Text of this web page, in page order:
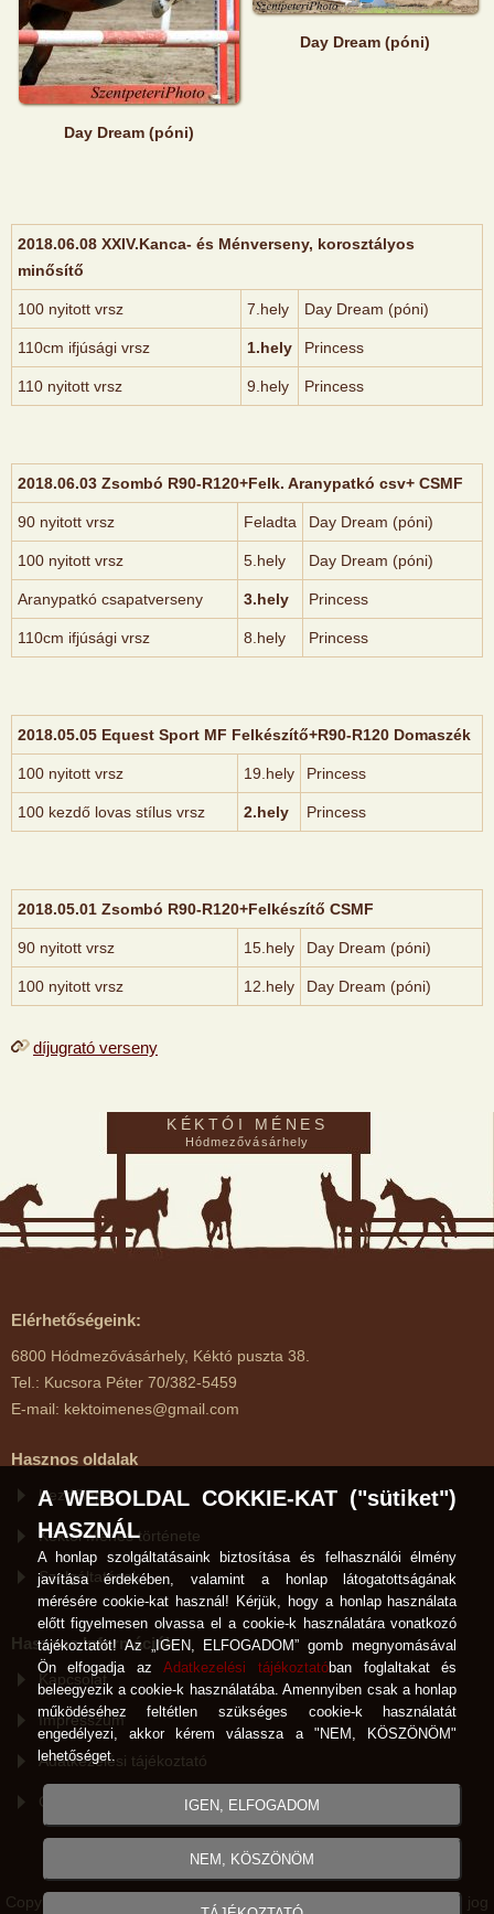
Day Dream (póni)
Day Dream (póni)
2018.06.08 XXIV.Kanca- és Ménverseny, korosztályos
minősítő
100 nyitott vrsz 7.hely Day Dream (póni)
110cm ifjúsági vrsz 1.hely Princess
110 nyitott vrsz 9.hely Princess
2018.06.03 Zsombó R90-R120+Felk. Aranypatkó csv+ CSMF
90 nyitott vrsz Feladta Day Dream (póni)
100 nyitott vrsz 5.hely Day Dream (póni)
Aranypatkó csapatverseny 3.hely Princess
110cm ifjúsági vrsz 8.hely Princess
2018.05.05 Equest Sport MF Felkészítő+R90-R120 Domaszék
100 nyitott vrsz 19.hely Princess
100 kezdő lovas stílus vrsz 2.hely Princess
2018.05.01 Zsombó R90-R120+Felkészítő CSMF
90 nyitott vrsz 15.hely Day Dream (póni)
100 nyitott vrsz 12.hely Day Dream (póni)
díjugrató verseny
KÉKTÓI MÉNES
Hódmezővásárhely
Elérhetőségeink:
6800 Hódmezővásárhely, Kéktó puszta 38.
Tel.: Kucsora Péter 70/382-5459
E-mail: kektoimenes@gmail.com
Hasznos oldalak
Kezdőlap
Kéktói Ménes története
Szolgáltatások
Hasznos Információk
Kapcsolat
Impresszum
Adatkezelési tájékoztató
Cookie-k használata
Copyright © Kéktói Ménes Hódmezővásárhely 2007-2026 Minden jog
A WEBOLDAL COKKIE-KAT ("sütiket")
HASZNÁL
A honlap szolgáltatásaink biztosítása és felhasználói élmény
javítása érdekében, valamint a honlap látogatottságának
mérésére cookie-kat használ! Kérjük, hogy a honlap használata
előtt figyelmesen olvassa el a cookie-k használatára vonatkozó
tájékoztatót! Az „IGEN, ELFOGADOM” gomb megnyomásával
Ön elfogadja az Adatkezelési tájékoztatóban foglaltakat és
beleegyezik a cookie-k használatába. Amennyiben csak a honlap
működéséhez feltétlen szükséges cookie-k használatát
engedélyezi, akkor kérem válassza a "NEM, KÖSZÖNÖM"
lehetőséget.
IGEN, ELFOGADOM
NEM, KÖSZÖNÖM